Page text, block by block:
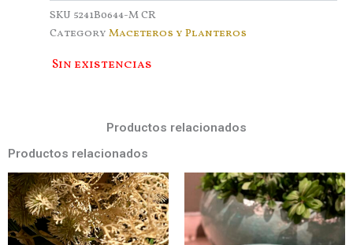
SKU 5241B0644-M CR
Category Maceteros y Planteros
Sin existencias
Productos relacionados
Productos relacionados